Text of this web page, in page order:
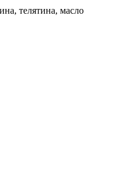
телятина, масло